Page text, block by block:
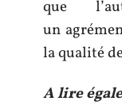
que
un
la qualité
A lire